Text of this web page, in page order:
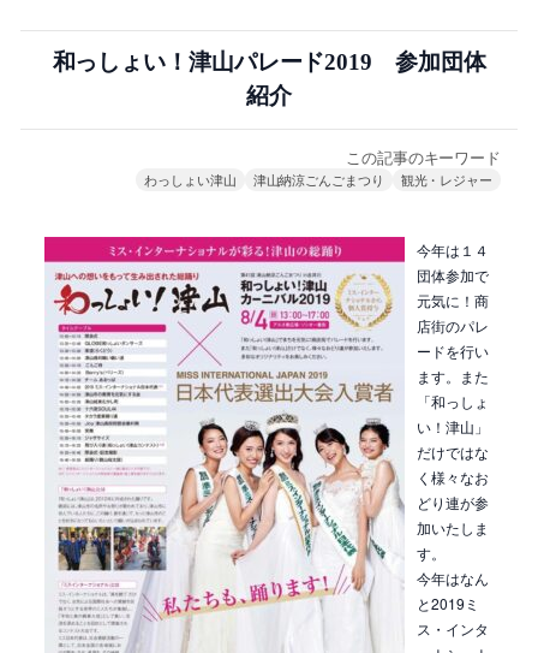
和っしょい！津山パレード2019 参加団体
紹介
この記事のキーワード
わっしょい津山 津山納涼ごんごまつり 観光・レジャー
今年は１４
団体参加で
元気に！商
店街のパレ
ードを行い
ます。また
「和っしょ
い！津山」
だけではな
く様々なお
どり連が参
加いたしま
す。
今年はなん
と2019ミ
ス・インタ